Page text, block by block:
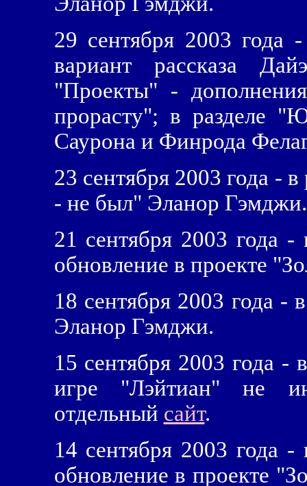
29 сентября 2003
вариант рассказа
"Проекты" -
прорасту"; в разделе
Саурона и Финрода
23 сентября 2003 года -
- не был" Эланор Гэмджи.
21 сентября 2003 года
обновление в проекте
18 сентября 2003 года -
Эланор Гэмджи.
15 сентября 2003 года -
игре "Лэйтиан" не
отдельный сайт.
14 сентября 2003 года
обновление в проекте